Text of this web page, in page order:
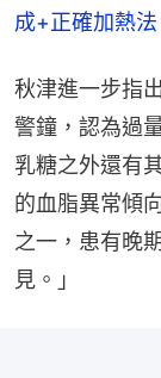
成+正確加熱法
秋津進一步指
警鐘，認為過
乳糖之外還有
的血脂異常傾
之一，患有晚
見。」